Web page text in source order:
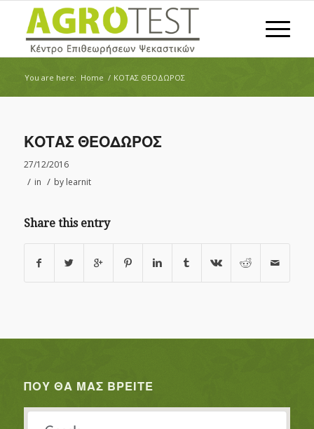
You are here: Home / ΚΟΤΑΣ ΘΕΟΔΩΡΟΣ
ΚΟΤΑΣ ΘΕΟΔΩΡΟΣ
27/12/2016
/ in / by learnit
Share this entry
ΠΟΥ ΘΑ ΜΑΣ ΒΡΕΊΤΕ